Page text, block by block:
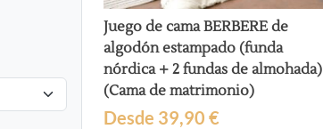
mínimo
máximo
Juego de cama BERBERE de
algodón estampado (funda
nórdica + 2 fundas de almohada)
(Cama de matrimonio)
Desde 39,90 €